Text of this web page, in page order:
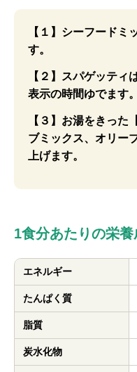
【１】シーフードミ
す。
【２】スパゲッティ
表示の時間ゆでます。
【３】お湯をきった
ブミックス、オリー
上げます。
1食分あたりの栄養
エネルギー
たんぱく質
脂質
炭水化物